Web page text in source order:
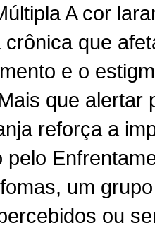
A cor
crônica que
e o
que
reforça a
pelo
um
ou